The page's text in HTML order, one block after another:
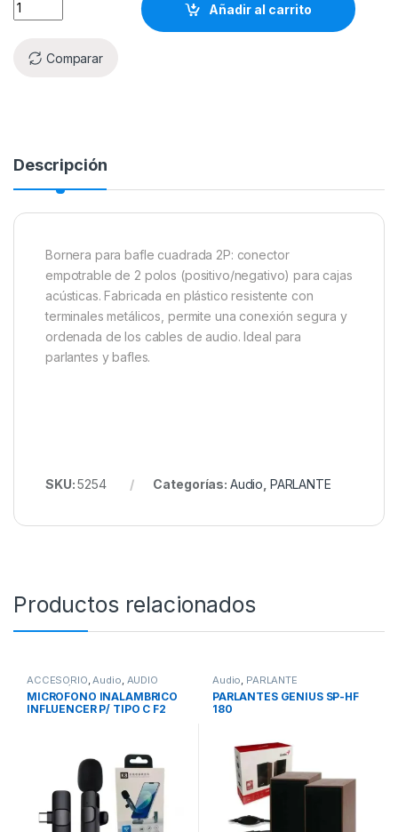
Añadir al carrito
Comparar
Descripción
Bornera para bafle cuadrada 2P: conector
empotrable de 2 polos (positivo/negativo) para cajas
acústicas. Fabricada en plástico resistente con
terminales metálicos, permite una conexión segura y
ordenada de los cables de audio. Ideal para
parlantes y bafles.
SKU:5254 Categorías: Audio PARLANTE
Productos relacionados
ACCESORIO,Audio, AUDIO
INFORMÁTICA ,BLUETOOTH ,
MICROFONO
MICROFONO INALAMBRICO
INFLUENCER P/ TIPO C F2
Audio, PARLANTE
PARLANTES GENIUS SP-HF
180